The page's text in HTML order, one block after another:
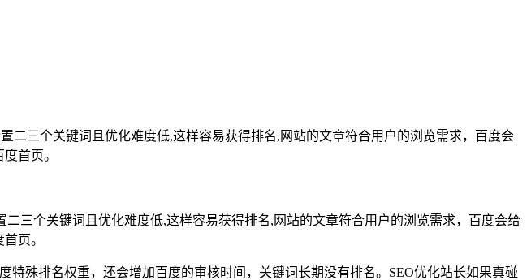
二三个关键词且优化难度低,这样容易获得排名,网站的文章符合用户的浏览需求，百度会
首页。
三个关键词且优化难度低,这样容易获得排名,网站的文章符合用户的浏览需求，百度会给
页。
殊排名权重，还会增加百度的审核时间，关键词长期没有排名。SEO优化站长如果真碰